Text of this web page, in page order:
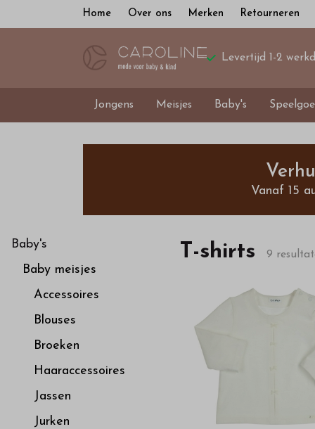
Home Over ons Merken Retourneren
Levertijd 1-2
Jongens Meisjes Baby's
Bestel
kinderkleding
van
hoge
kwaliteit
Vanaf 15
Baby's
Baby meisjes
Accessoires
Blouses
Broeken
Haaraccessoires
Jassen
Jurken
T-shirts 9